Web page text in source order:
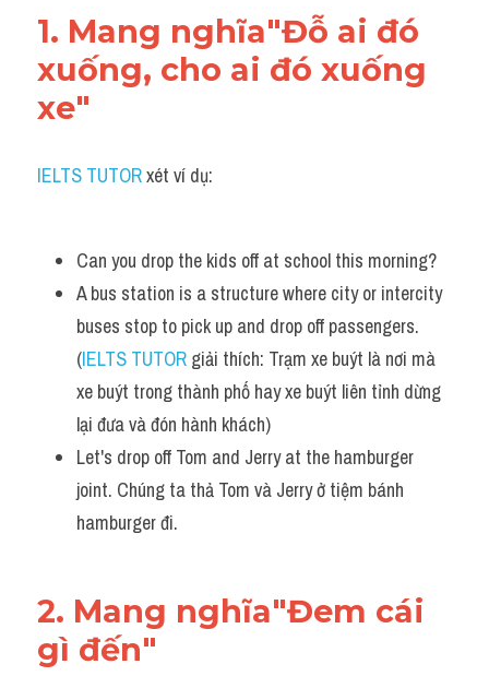
1. Mang nghĩa"Đỗ ai đó
xuống, cho ai đó xuống
xe"
IELTS TUTOR xét ví dụ:
Can you drop the kids off at school this morning?
A bus station is a structure where city or intercity
buses stop to pick up and drop off passengers.
(IELTS TUTOR giải thích: Trạm xe buýt là nơi mà
xe buýt trong thành phố hay xe buýt liên tỉnh dừng
lại đưa và đón hành khách)
Let's drop off Tom and Jerry at the hamburger
joint. Chúng ta thả Tom và Jerry ở tiệm bánh
hamburger đi.
2. Mang nghĩa"Đem cái
gì đến"